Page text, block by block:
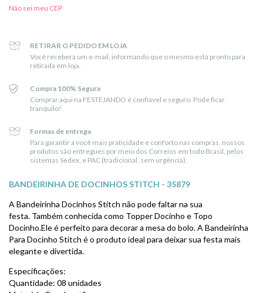
Não sei meu CEP
RETIRAR O PEDIDO EM LOJA
Você recebera um e-mail, informando que o mesmo está pronto para
retirada em loja.
Compra 100% Segura
Comprar aqui na FESTEJANDO é confiável e seguro. Pode ficar
tranquilo!
Formas de entrega
Para garantir a você mais praticidade e conforto nas compras, nossos
produtos são entregues por meio dos Correios em todo Brasil, pelos
sistemas Sedex, e PAC (tradicional, sem urgência).
BANDEIRINHA DE DOCINHOS STITCH - 35879
A Bandeirinha Docinhos Stitch não pode faltar na sua
festa. Também conhecida como Topper Docinho e Topo
Docinho.Ele é perfeito para decorar a mesa do bolo. A Bandeirinha
Para Docinho Stitch é o produto ideal para deixar sua festa mais
elegante e divertida.
Especificações:
Quantidade: 08 unidades